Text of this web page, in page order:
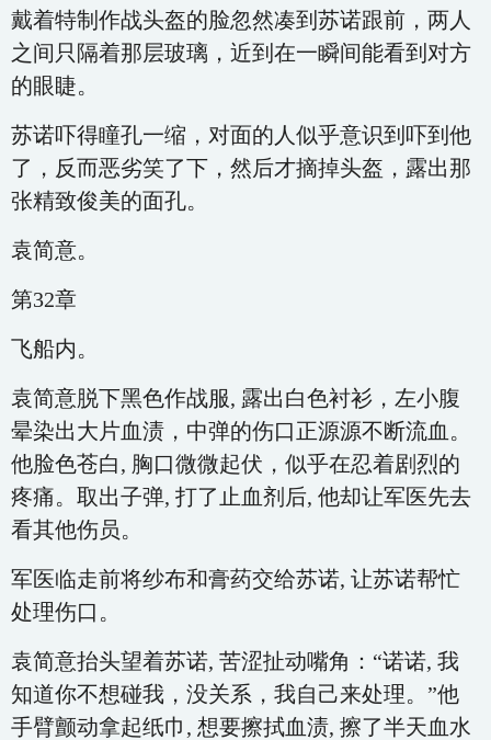
戴着特制作战头盔的脸忽然凑到苏诺跟前，两人
之间只隔着那层玻璃，近到在一瞬间能看到对方
的眼睫。
苏诺吓得瞳孔一缩，对面的人似乎意识到吓到他
了，反而恶劣笑了下，然后才摘掉头盔，露出那
张精致俊美的面孔。
袁简意。
第32章
飞船内。
袁简意脱下黑色作战服, 露出白色衬衫，左小腹
晕染出大片血渍，中弹的伤口正源源不断流血。
他脸色苍白, 胸口微微起伏，似乎在忍着剧烈的
疼痛。取出子弹, 打了止血剂后, 他却让军医先去
看其他伤员。
军医临走前将纱布和膏药交给苏诺, 让苏诺帮忙
处理伤口。
袁简意抬头望着苏诺, 苦涩扯动嘴角：“诺诺, 我
知道你不想碰我，没关系，我自己来处理。”他
手臂颤动拿起纸巾, 想要擦拭血渍, 擦了半天血水